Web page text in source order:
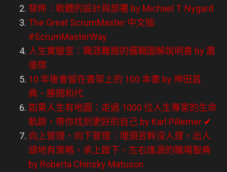
發佈：軟體的設計與部署 by Michael T. Nygard
The Great ScrumMaster 中文版:
#ScrumMasterWay
人生實驗室：職涯難題的邏輯圖解說明書 by 蕭
俊傑
10 年後會留在書架上的 100 本書 by 神田昌
典、勝間和代
如果人生有地圖：走過 1000 位人生專家的生命
軌跡，帶你找到更好的自己 by Karl Pillemer ✔
向上管理・向下管理：埋頭苦幹沒人理，出人
頭地有策略，承上啟下、左右逢源的職場聖典
by Roberta Chinsky Matuson